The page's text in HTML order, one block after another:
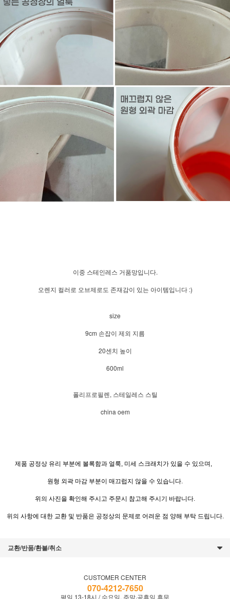
이중 스테인레스 거품망입니다.
오렌지 컬러로 오브제로도 존재감이 있는 아이템입니다 :)
size
9cm 손잡이 제외 지름
20센치 높이
600ml
폴리프로필렌, 스테일레스 스틸
china oem
제품 공정상 유리 부분에 볼록함과 얼룩, 미세 스크래치가 있을 수 있으며,
원형 외곽 마감 부분이 매끄럽지 않을 수 있습니다.
위의 사진을 확인해 주시고 주문시 참고해 주시기 바랍니다.
위의 사항에 대한 교환 및 반품은 공정상의 문제로 어려운 점 양해 부탁 드립니다.
교환/반품/환불/취소
CUSTOMER CENTER
070-4212-7650
평일 13-18시 / 수요일, 주말·공휴일 휴무